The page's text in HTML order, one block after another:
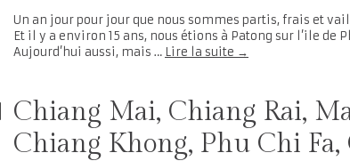
Un an jour pour jour que nous sommes partis, frais et
Et il y a environ 15 ans, nous étions à Patong sur l’ile de
Aujourd’hui aussi, mais … Lire la suite →
Chiang Mai, Chiang Rai,
Chiang Khong, Phu Chi